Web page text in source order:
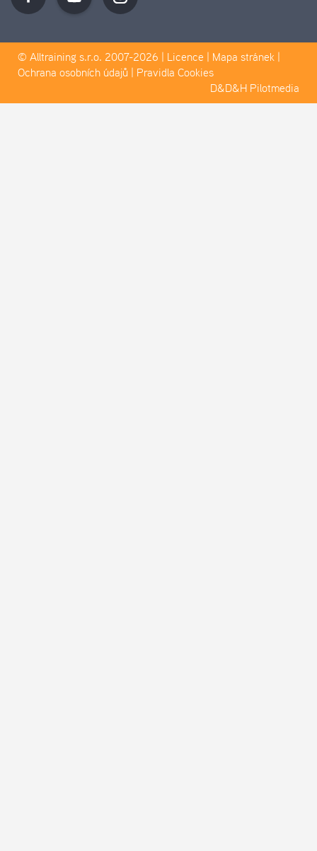
© Alltraining s.r.o. 2007-2026 | Licence | Mapa stránek |
Ochrana osobních údajů | Pravidla Cookies
D&D&H Pilotmedia